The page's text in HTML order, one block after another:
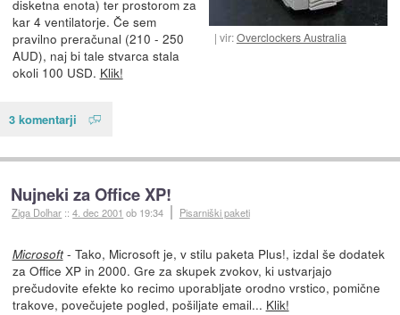
vir:Overclockers Australia
disketna enota) ter prostorom za
kar 4 ventilatorje. Če sem
pravilno preračunal (210 - 250
AUD), naj bi tale stvarca stala
okoli 100 USD. Klik!
3 komentarji
Nujneki za Office XP!
Ziga Dolhar ::4. dec 2001 ob 19:34 Pisarniški paketi
Microsoft- Tako, Microsoft je, v stilu paketa Plus!, izdal še dodatek
za Office XP in 2000. Gre za skupek zvokov, ki ustvarjajo
prečudovite efekte ko recimo uporabljate orodno vrstico, pomične
trakove, povečujete pogled, pošiljate email... Klik!